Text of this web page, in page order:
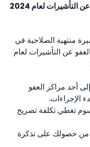
كيف يمكنك الاستفادة من برنامج العفو عن التأشيرات لعام 2024
منتهية الصلاحية في
عن التأشيرات لعام
أحد مراكز العفو
الإجراءات.
تغطي تكلفة تصريح
من حصولك على تذكرة